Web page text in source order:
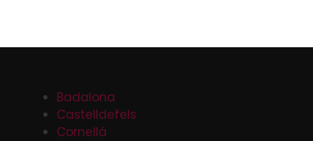
Badalona
Castelldefels
Cornellá